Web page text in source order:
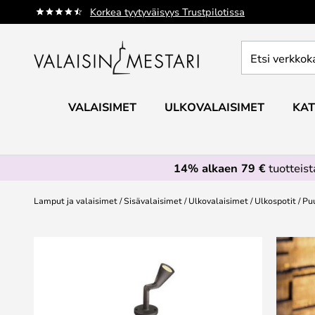
Korkea tyytyväisyys Trustpilotissa
Skip
to
verkkokaupan
VALAISIMET ULKOVALAISIMET
14% alkaen 79 €
Lamput ja valaisimet Sisävalaisimet Ulkovalaisimet Ulkospotit